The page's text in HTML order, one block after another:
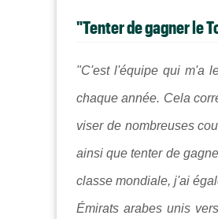
"Tenter de gagner le
"C'est l'équipe qui m'a
chaque année. Cela
viser de nombreuses
ainsi que tenter de
classe mondiale, j'ai
Émirats arabes unis